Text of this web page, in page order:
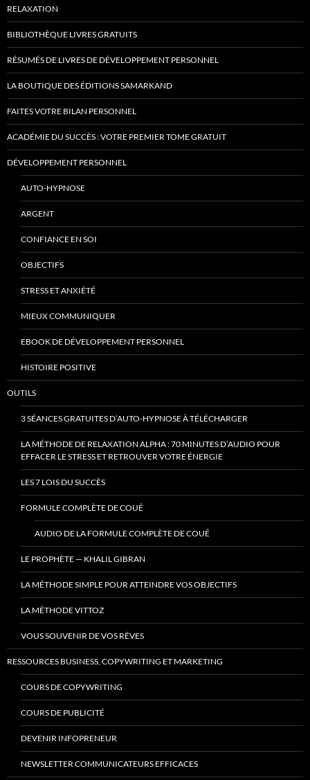
RELAXATION
BIBLIOTHÈQUE LIVRES GRATUITS
RÉSUMÉS DE LIVRES DE DÉVELOPPEMENT PERSONNEL
LA BOUTIQUE DES ÉDITIONS SAMARKAND
FAITES VOTRE BILAN PERSONNEL
ACADÉMIE DU SUCCÈS : VOTRE PREMIER TOME GRATUIT
DÉVELOPPEMENT PERSONNEL
AUTO-HYPNOSE
ARGENT
CONFIANCE EN SOI
OBJECTIFS
STRESS ET ANXIÉTÉ
MIEUX COMMUNIQUER
EBOOK DE DÉVELOPPEMENT PERSONNEL
HISTOIRE POSITIVE
OUTILS
3 SÉANCES GRATUITES D’AUTO-HYPNOSE À TÉLÉCHARGER
LA MÉTHODE DE RELAXATION ALPHA : 70 MINUTES D’AUDIO POUR
EFFACER LE STRESS ET RETROUVER VOTRE ÉNERGIE
LES 7 LOIS DU SUCCÈS
FORMULE COMPLÈTE DE COUÉ
AUDIO DE LA FORMULE COMPLÈTE DE COUÉ
LE PROPHÈTE — KHALIL GIBRAN
LA MÉTHODE SIMPLE POUR ATTEINDRE VOS OBJECTIFS
LA MÉTHODE VITTOZ
VOUS SOUVENIR DE VOS RÊVES
RESSOURCES BUSINESS, COPYWRITING ET MARKETING
COURS DE COPYWRITING
COURS DE PUBLICITÉ
DEVENIR INFOPRENEUR
NEWSLETTER COMMUNICATEURS EFFICACES